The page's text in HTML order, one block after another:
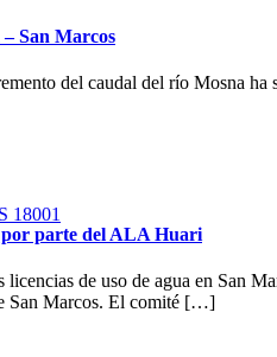
18001
San Marcos
del caudal del río Mosna
por parte del ALA Huari
de uso de agua en
San Marcos. El comité […]